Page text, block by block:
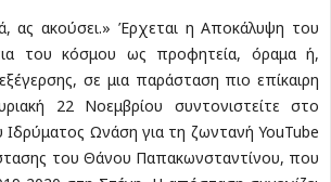
ας ακούσει.» Έρχεται η Αποκάλυψη του
του κόσμου ως προφητεία, όραμα ή,
σε μια παράσταση πιο επίκαιρη
22 Νοεμβρίου συντονιστείτε στο
Ιδρύματος Ωνάση για τη ζωντανή YouTube
του Θάνου Παπακωνσταντίνου, που